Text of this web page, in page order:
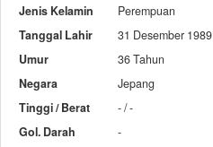
Jenis Kelamin
Perempuan
Tanggal Lahir
31 Desember 1989
Umur
36 Tahun
Negara
Jepang
Tinggi / Berat
- / -
Gol. Darah
-